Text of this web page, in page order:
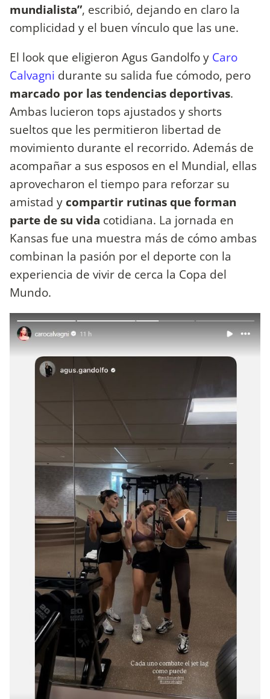
mundialista”, escribió, dejando en claro la
complicidad y el buen vínculo que las une.
El look que eligieron Agus Gandolfo y Caro
Calvagni durante su salida fue cómodo, pero
marcado por las tendencias deportivas.
Ambas lucieron tops ajustados y shorts
sueltos que les permitieron libertad de
movimiento durante el recorrido. Además de
acompañar a sus esposos en el Mundial, ellas
aprovecharon el tiempo para reforzar su
amistad y compartir rutinas que forman
parte de su vida cotidiana. La jornada en
Kansas fue una muestra más de cómo ambas
combinan la pasión por el deporte con la
experiencia de vivir de cerca la Copa del
Mundo.